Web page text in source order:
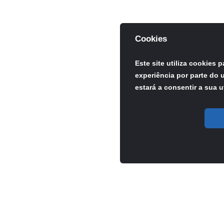
Cookies
Este site utiliza cookies
experiência por parte do
estará a consentir a sua